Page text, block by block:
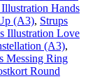
Illustration Hands
(A3), Strups
Illustration Love
(A3),
Messing Ring
Round